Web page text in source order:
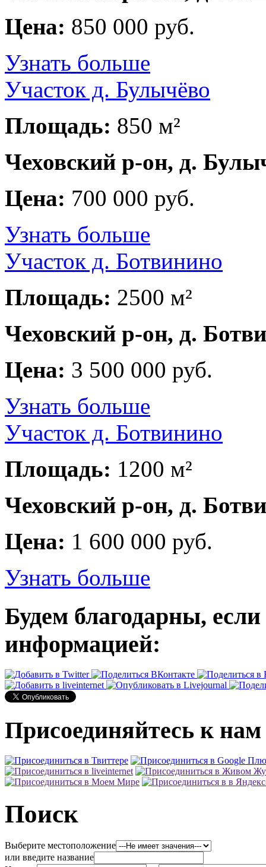
Цена: 850 000 руб.
Узнать больше
Участок д. Булычёво
Площадь: 850 м²
Чеховский р-он, д.
Цена: 700 000 руб.
Узнать больше
Участок д. Ботвинино
Площадь: 2500 м²
Чеховский р-он, д.
Цена: 3 500 000 руб.
Узнать больше
Участок д. Ботвинино
Площадь: 1200 м²
Чеховский р-он, д.
Цена: 1 600 000 руб.
Узнать больше
Будем благодарны,
информацией:
Присоединяйтесь к нам
Поиск
Выберите местоположение
или введите название